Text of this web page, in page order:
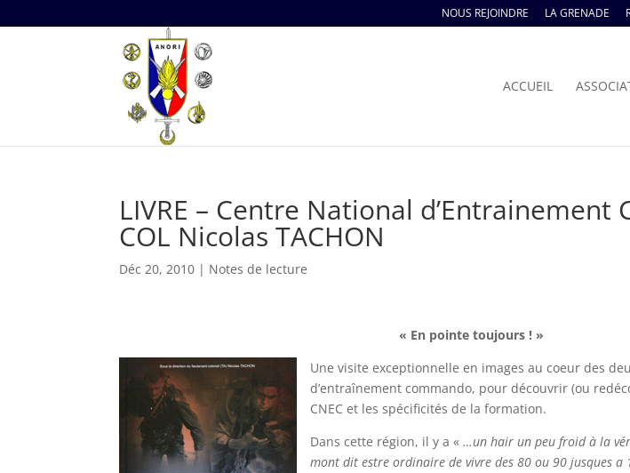
NOUS REJOINDRE LA GRENADE
ACCUEIL
LIVRE – Centre National d’Entrainement
COL Nicolas TACHON
Déc 20, 2010 | Notes de lecture
« En pointe toujours ! »
Une visite exceptionnelle en images au coeur des
d’entraînement commando, pour découvrir (ou
CNEC et les spécificités de la formation.
Dans cette région, il y a «…un hair un peu froid à la
mont dit estre ordinaire de vivre des 80 ou 90 jusques a